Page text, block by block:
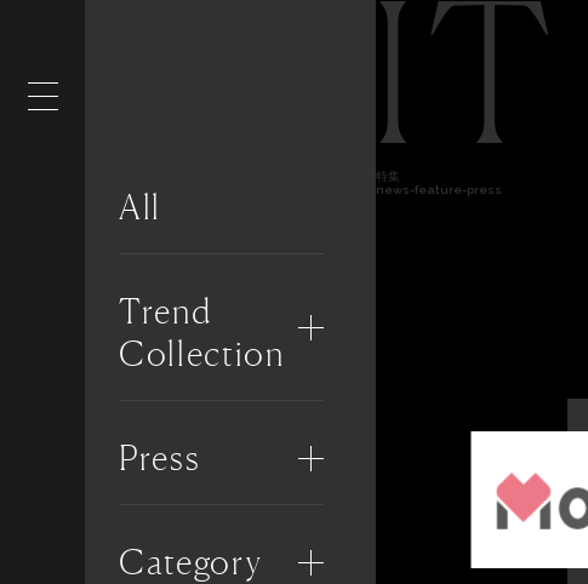
All
Trend
Collection
Press
Category
特集
news-feature-press